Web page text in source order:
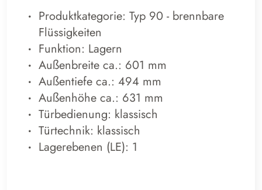
Produktkategorie: Typ 90 - brennbare
Flüssigkeiten
Funktion: Lagern
Außenbreite ca.: 601 mm
Außentiefe ca.: 494 mm
Außenhöhe ca.: 631 mm
Türbedienung: klassisch
Türtechnik: klassisch
Lagerebenen (LE): 1